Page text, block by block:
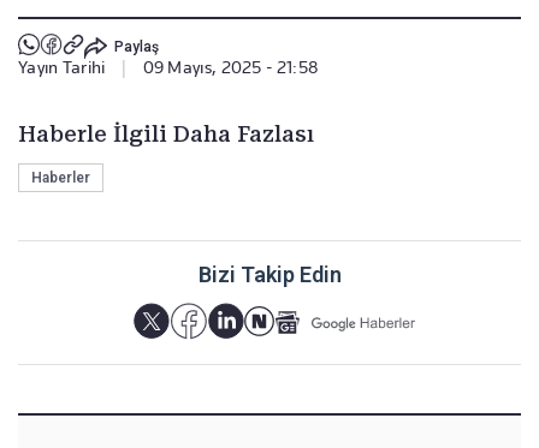
Paylaş
Yayın Tarihi 09 Mayıs, 2025 - 21:58
Haberle İlgili Daha Fazlası
Haberler
Bizi Takip Edin